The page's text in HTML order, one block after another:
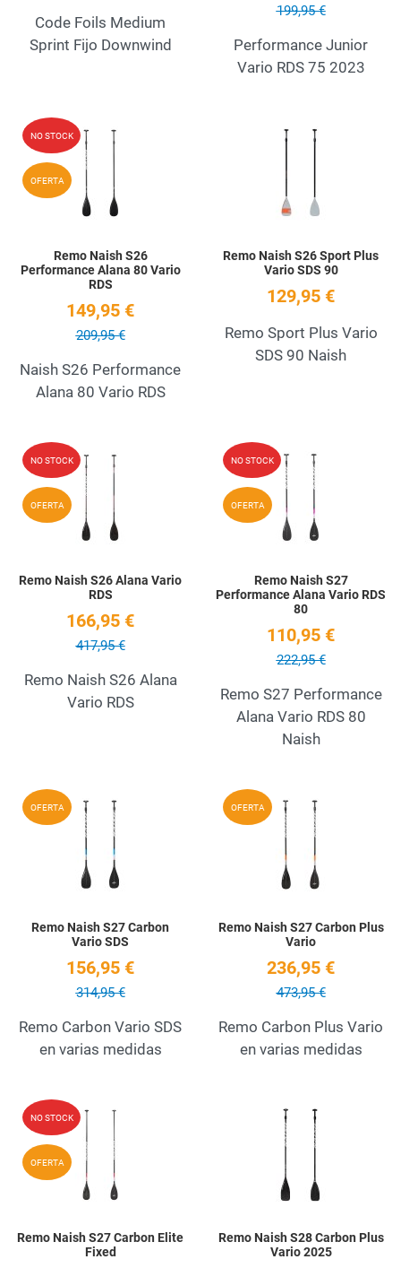
Code Foils Medium
Sprint Fijo Downwind
199,95 €
Performance Junior
Vario RDS 75 2023
NO STOCK
OFERTA
Add to Wishlist
Remo Naish S26
Performance Alana 80 Vario
RDS
149,95 €
209,95 €
Naish S26 Performance
Alana 80 Vario RDS
Remo Naish S26 Sport Plus
Vario SDS 90
129,95 €
Remo Sport Plus Vario
SDS 90 Naish
NO STOCK
OFERTA
Add to Wishlist
Quick View
Remo Naish S26 Alana Vario
RDS
166,95 €
417,95 €
Remo Naish S26 Alana
Vario RDS
NO STOCK
OFERTA
Remo Naish S27
Performance Alana Vario RDS
80
110,95 €
222,95 €
Remo S27 Performance
Alana Vario RDS 80
Naish
OFERTA Add to Wishlist
Remo Naish S27 Carbon
Vario SDS
156,95 €
314,95 €
Remo Carbon Vario SDS
en varias medidas
OFERTA
Remo Naish S27 Carbon Plus
Vario
236,95 €
473,95 €
Remo Carbon Plus Vario
en varias medidas
NO STOCK
OFERTA
Add to Wishlist
Remo Naish S27 Carbon Elite
Fixed
Remo Naish S28 Carbon Plus
Vario 2025